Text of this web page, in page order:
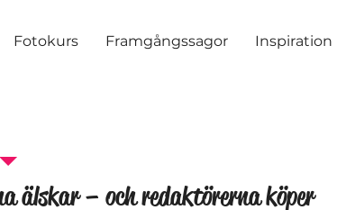
Fotokurs Framgångssagor Inspiration
älskar – och redaktörerna köper